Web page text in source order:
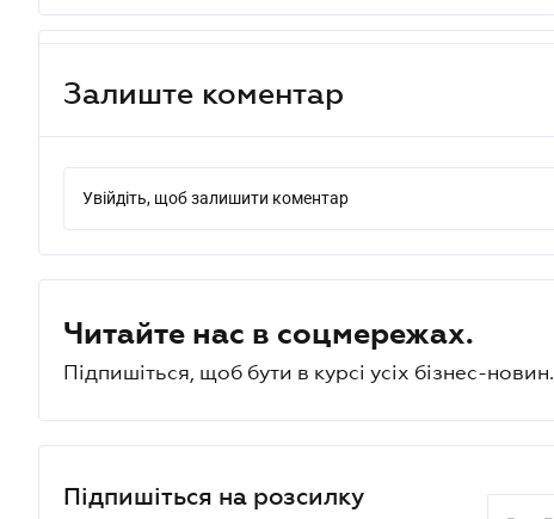
Залиште коментар
Увійдіть, щоб залишити коментар
Читайте нас в соцмережах.
Підпишіться, щоб бути в курсі усіх бізнес-новин.
Підпишіться на розсилку